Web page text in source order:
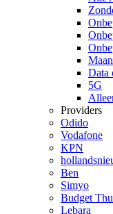
Data
5G
Providers
Odido
Vodafone
KPN
Ben
Simyo
Budget
Lebara